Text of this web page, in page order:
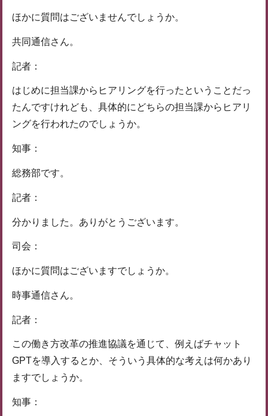
ほかに質問はございませんでしょうか。
共同通信さん。
記者：
はじめに担当課からヒアリングを行ったということだっ
たんですけれども、具体的にどちらの担当課からヒアリ
ングを行われたのでしょうか。
知事：
総務部です。
記者：
分かりました。ありがとうございます。
司会：
ほかに質問はございますでしょうか。
時事通信さん。
記者：
この働き方改革の推進協議を通じて、例えばチャット
GPTを導入するとか、そういう具体的な考えは何かあり
ますでしょうか。
知事：